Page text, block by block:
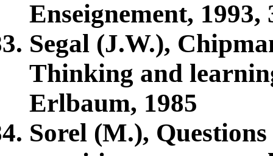
Enseignement, 1993,
Segal (J.W.),
Thinking and
Erlbaum, 1985
Sorel (M.),